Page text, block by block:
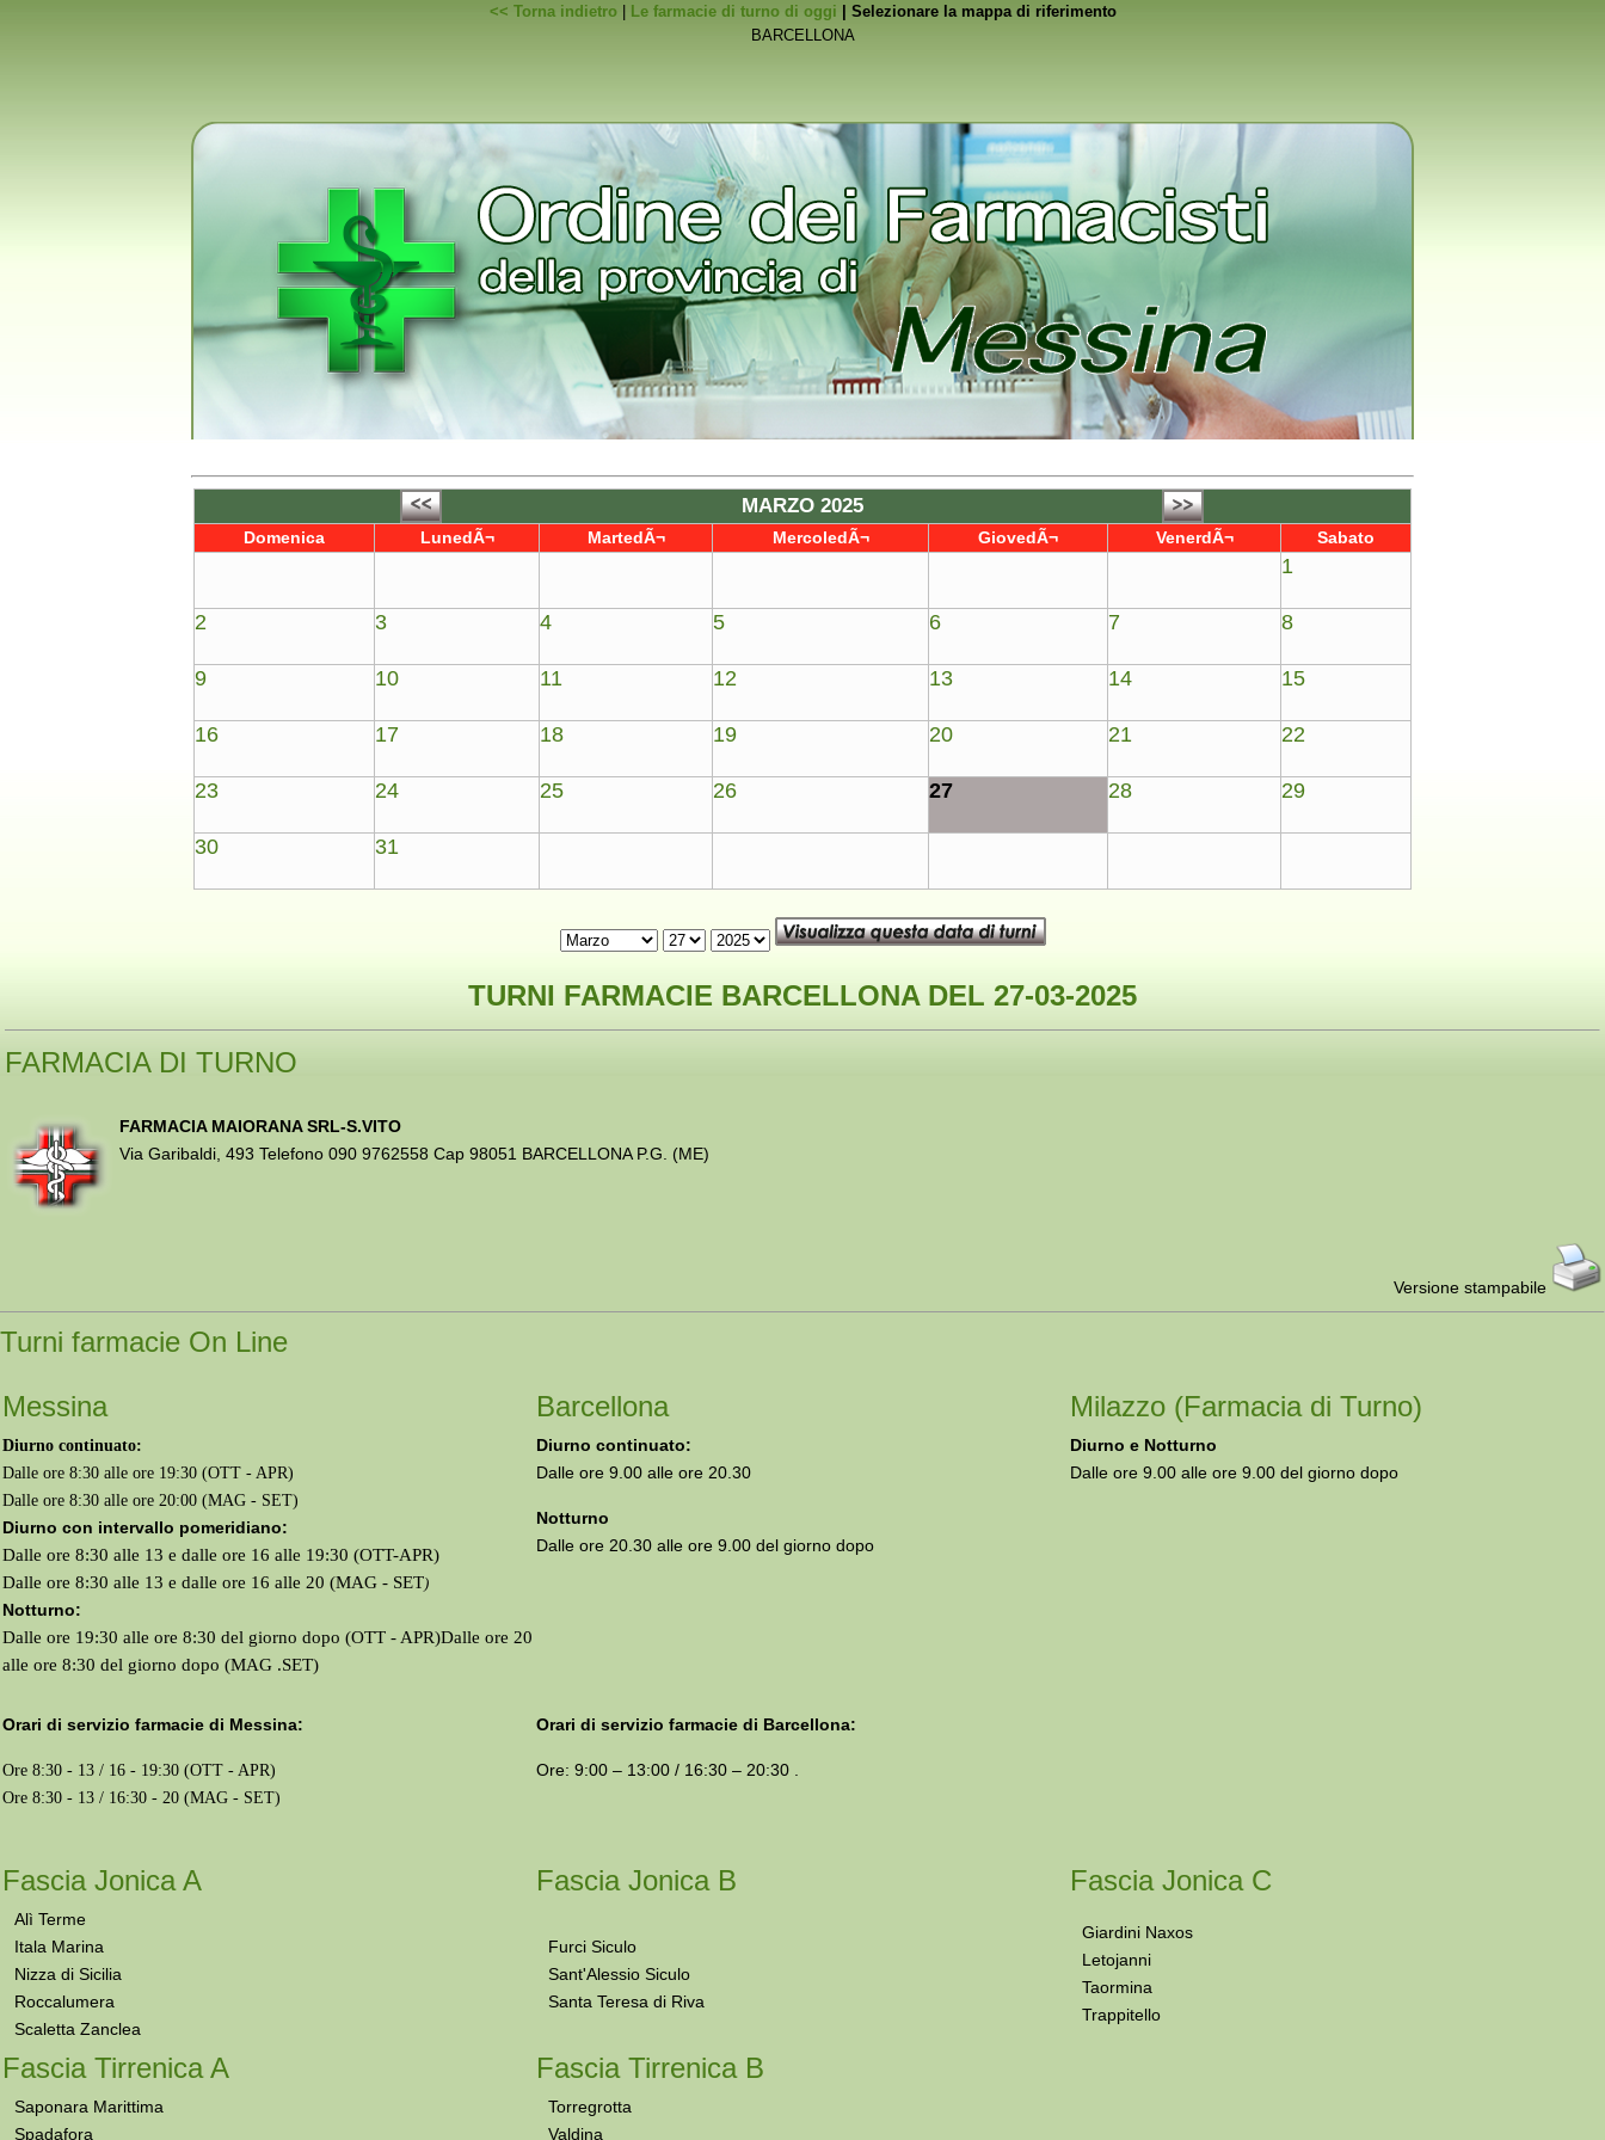
<< Torna indietro| Le farmacie di turno di oggi | Selezionare la mappa di riferimento
MARZO 2025
Domenica LunedÃ¬ MartedÃ¬ MercoledÃ¬ GiovedÃ¬ VenerdÃ¬ Sabato
1
2 3 4 5 6 7 8
9 10 11 12 13 14 15
16 17 18 19 20 21 22
23 24 25 26 27 28 29
30 31
TURNI FARMACIE BARCELLONA DEL 27-03-2025
FARMACIA DI TURNO
FARMACIA MAIORANA SRL-S.VITO
Via Garibaldi, 493 Telefono 090 9762558 Cap 98051 BARCELLONA P.G. (ME)
Versione stampabile
Turni farmacie On Line
Messina Barcellona Milazzo (Farmacia di Turno)
Diurno continuato:
Dalle ore 8:30 alle ore 19:30 (OTT - APR)
Dalle ore 8:30 alle ore 20:00 (MAG - SET)
Diurno con intervallo pomeridiano:
Dalle ore 8:30 alle 13 e dalle ore 16 alle 19:30 (OTT-APR)
Dalle ore 8:30 alle 13 e dalle ore 16 alle 20 (MAG - SET)
Notturno:
Dalle ore 19:30 alle ore 8:30 del giorno dopo (OTT - APR)Dalle ore 20
alle ore 8:30 del giorno dopo (MAG .SET)
Diurno continuato:
Dalle ore 9.00 alle ore 20.30
Notturno
Dalle ore 20.30 alle ore 9.00 del giorno dopo
Diurno e Notturno
Dalle ore 9.00 alle ore 9.00 del giorno dopo
Orari di servizio farmacie di Messina:
Ore 8:30 - 13 / 16 - 19:30 (OTT - APR)
Ore 8:30 - 13 / 16:30 - 20 (MAG - SET)
Orari di servizio farmacie di Barcellona:
Ore: 9:00 – 13:00 / 16:30 – 20:30 .
Fascia Jonica A Fascia Jonica B Fascia Jonica C
Alì Terme
Itala Marina
Nizza di Sicilia
Roccalumera
Scaletta Zanclea
Furci Siculo
Sant'Alessio Siculo
Santa Teresa di Riva
Giardini Naxos
Letojanni
Taormina
Trappitello
Fascia Tirrenica A Fascia Tirrenica B
Saponara Marittima
Spadafora
Torregrotta
Valdina